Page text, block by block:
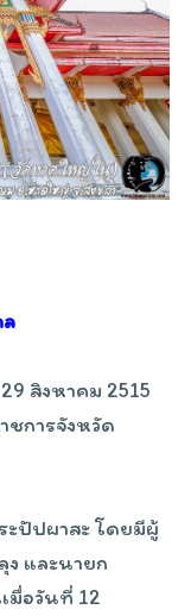
สิงหาคม 2515
ชการจังหวัด
ปัปผาสะ โดยมีผู้
ง และนายก
มื่อวันที่ 12